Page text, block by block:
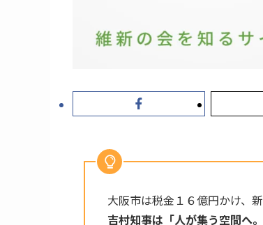
大阪市は税金１６億円かけ、
吉村知事は「人が集う空間へ